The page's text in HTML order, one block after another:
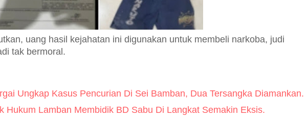
uang hasil kejahatan ini digunakan untuk membeli narkoba, judi
tak bermoral.
Ungkap Kasus Pencurian Di Sei Bamban, Dua Tersangka Diamankan.
Hukum Lamban Membidik BD Sabu Di Langkat Semakin Eksis.